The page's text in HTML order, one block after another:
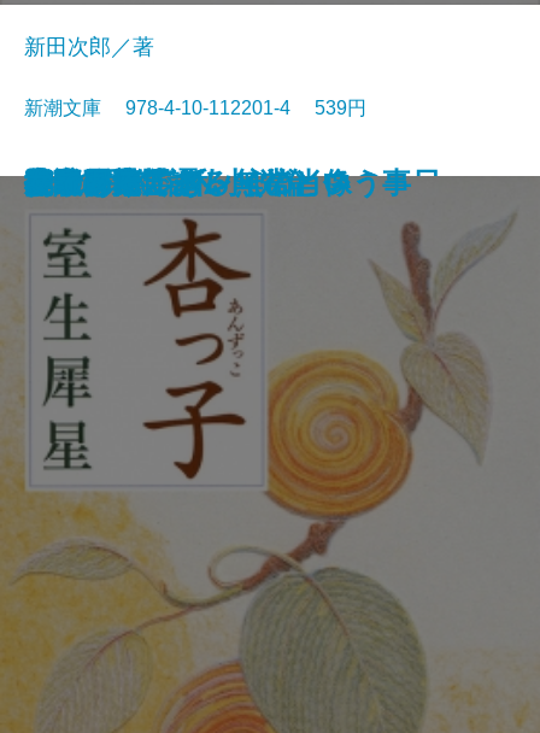
沈める滝
氷壁
総会屋錦城
夜と霧の隅で
虹いくたび
われらの時代
赤い影法師
イワン・デニーソヴィチの一日
リルケ詩集
縦走路
新田次郎／著
新潮文庫 978-4-10-112201-4 539円
杏っ子
ドリアン・グレイの肖像
Xへの手紙・私小説論
挽歌
吾輩は猫である
作家の顔
花のれん
小説日本芸譚
モオツァルト・無常という事
女であること